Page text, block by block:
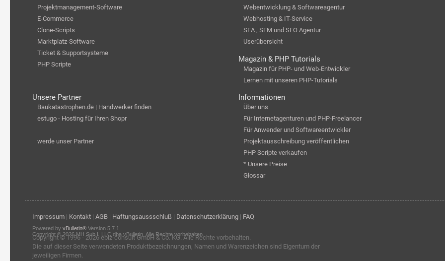
Projektmanagement-Software
E-Commerce
Clone-Scripts
Marktplatz-Software
Ticket & Supportsysteme
PHP Scripte
Webentwicklung & Softwareagentur
Webhosting & IT-Service
SEA , SEM und SEO Agentur
Userübersicht
Magazin & PHP Tutorials
Magazin für PHP- und Web-Entwickler
Lernen mit unseren PHP-Tutorials
Unsere Partner
Baukatastrophen.de | Handwerker finden
estugo - Hosting für Ihren Shopr
werde unser Partner
Informationen
Über uns
Für Internetagenturen und PHP-Freelancer
Für Anwender und Softwareentwickler
Projektausschreibung veröffentlichen
PHP Scripte verkaufen
* Unsere Preise
Glossar
Impressum| Kontakt| AGB| Haftungsaussschluß | Datenschutzerklärung| FAQ
Copyright © 1996 - 2026 ebiz-consult GmbH & Co. KG. Alle Rechte vorbehalten.
Die auf dieser Seite verwendeten Produktbezeichnungen, Namen und Warenzeichen sind Eigentum der
jeweiligen Firmen.
Powered by vBulletin®Version 5.7.1
Copyright © 2026 MH Sub I, LLC dba vBulletin. Alle Rechte vorbehalten.